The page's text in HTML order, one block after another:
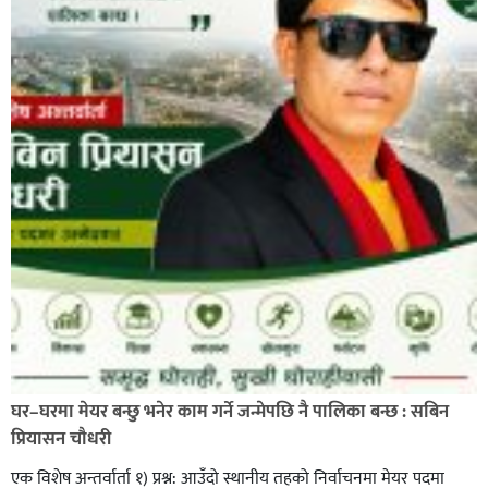
प्रहरी साहयक निरीक्षक कुलबहादुर बिककाे पहलमा खडैचा
प्रहरीले पायाे जग्गाधनी पुर्जा
पत्रकारको प्रेसकार्ड बोकेर हिड्ने लागुऔषध कारोबारमा संलग्न
रहेको आरोपमा ३ जना पक्राउ,
घर–घरमा मेयर बन्छु भनेर काम गर्ने जन्मेपछि नै पालिका बन्छ : सबिन
प्रियासन चौधरी
एक विशेष अन्तर्वार्ता १) प्रश्न: आउँदो स्थानीय तहको निर्वाचनमा मेयर पदमा